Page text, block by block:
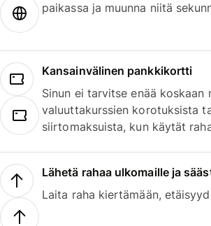
paikassa ja muunna niitä
Kansainvälinen pankkikortti
Sinun ei tarvitse enää koskaan
valuuttakurssien korotuksista
siirtomaksuista, kun käytät
Lähetä rahaa ulkomaille ja
Laita raha kiertämään,